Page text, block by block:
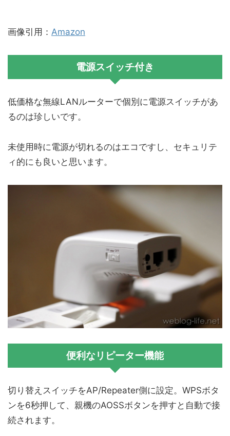
画像引用： Amazon
電源スイッチ付き
低価格な無線LANルーターで個別に電源スイッチがあ
るのは珍しいです。
未使用時に電源が切れるのはエコですし、セキュリテ
ィ的にも良いと思います。
便利なリピーター機能
切り替えスイッチをAP/Repeater側に設定。WPSボタ
ンを6秒押して、親機のAOSSボタンを押すと自動で接
続されます。